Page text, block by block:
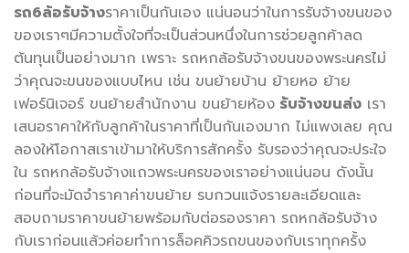
รถ6ล้อรับจ้างราคาเป็นกันเอง แน่นอนว่าในการรับจ้างขนของ
ของเราๆมีความตั้งใจที่จะเป็นส่วนหนึ่งในการช่วยลูกค้าลด
ต้นทุนเป็นอย่างมาก เพราะ รถหกล้อรับจ้างขนของพระนครไม่
ว่าคุณจะขนของแบบไหน เช่น ขนย้ายบ้าน ย้ายหอ ย้าย
เฟอร์นิเจอร์ ขนย้ายสำนักงาน ขนย้ายห้อง รับจ้างขนส่ง เรา
เสนอราคาให้กับลูกค้าในราคาที่เป็นกันเองมาก ไม่แพงเลย คุณ
ลองให้โอกาสเราเข้ามาให้บริการสักครั้ง รับรองว่าคุณจะประใจ
ใน รถหกล้อรับจ้างแถวพระนครของเราอย่างแน่นอน ดังนั้น
ก่อนที่จะมัดจำราคาค่าขนย้าย รบกวนแจ้งรายละเอียดและ
สอบถามราคาขนย้ายพร้อมกับต่อรองราคา รถหกล้อรับจ้าง
กับเราก่อนแล้วค่อยทำการล็อคคิวรถขนของกับเราทุกครั้ง